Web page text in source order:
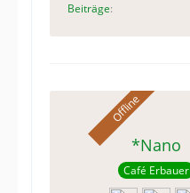
Beiträge
*Nano
Café Erbauer